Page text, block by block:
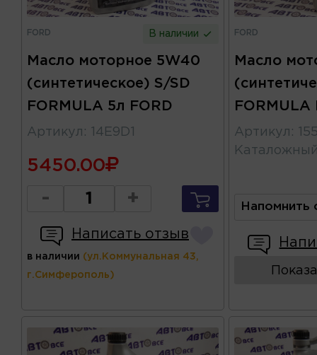
FORD В наличии
Масло моторное 5W40
(синтетическое) S/SD
FORMULA 5л FORD
Артикул : 14E9D1
5450.00
- +
Написать отзыв
в наличии (ул.Коммунальная 43,
г.Симферополь)
FORD
Масло
FORMULA
Артикул :
Напомнить